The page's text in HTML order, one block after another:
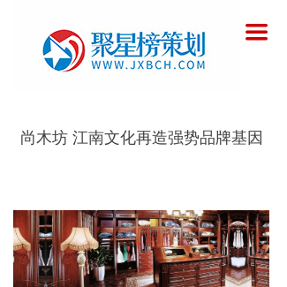
끀
关于聚星榜策划
客户案例
人力资源
联系聚星榜策划
尚木坊 江南文化再造强势品牌基因